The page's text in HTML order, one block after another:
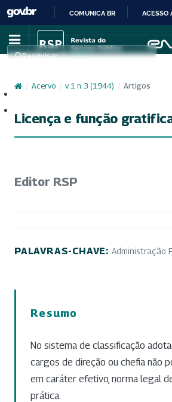
IR
PARA
CONTEÚDO
COMUNICA BR ACESSO
Pesquisar
/ Acervo / v. 1 n. 3 (1944) / Artigos
Licença e função
Editor RSP
PALAVRAS-CHAVE: Administração
Resumo
No sistema de classificação
cargos de direção ou chefia não
em caráter efetivo, norma legal
prática.